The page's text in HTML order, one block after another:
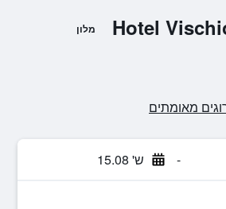
Hotel מלון
- ש' 15.08